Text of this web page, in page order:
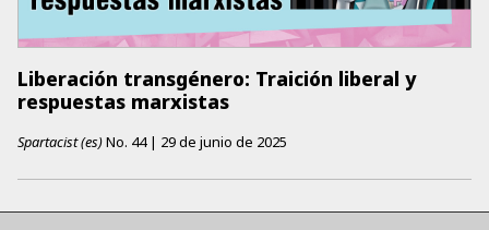
Liberación transgénero: Traición liberal y
respuestas marxistas
Spartacist (es)No. 44 | 29 de junio de 2025